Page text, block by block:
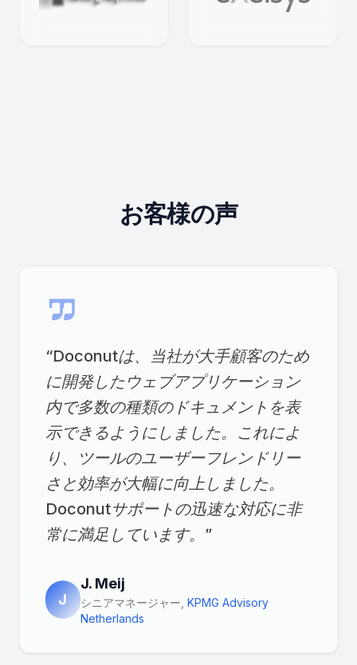
お客様の声
Doconutは、当社が大手顧客のため
に開発したウェブアプリケーション
内で多数の種類のドキュメントを表
示できるようにしました。これによ
り、ツールのユーザーフレンドリー
さと効率が大幅に向上しました。
Doconutサポートの迅速な対応に非
常に満足しています。”
J
J. Meij
シニアマネージャー, KPMG Advisory
Netherlands